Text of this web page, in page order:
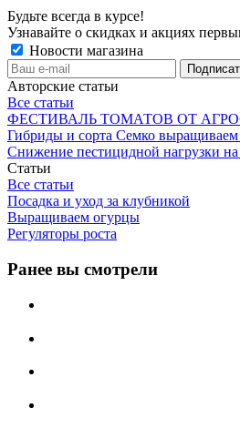
Будьте всегда в курсе!
Узнавайте о скидках и акциях
Новости магазина
Авторские статьи
Все статьи
ФЕСТИВАЛЬ ТОМАТОВ ОТ
Гибриды и сорта Семко выращиваем
Снижение пестицидной нагрузки
Статьи
Все статьи
Посадка и уход за клубникой
Выращиваем огурцы
Регуляторы роста
Ранее вы смотрели